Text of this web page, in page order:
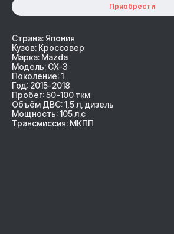
Приобрести
Страна: Япония
Кузов: Кроссовер
Марка: Mazda
Модель: CX-3
Поколение: 1
Год: 2015-2018
Пробег: 50-100 ткм
Объём ДВС: 1,5 л, дизель
Мощность: 105 л.с
Трансмиссия: МКПП